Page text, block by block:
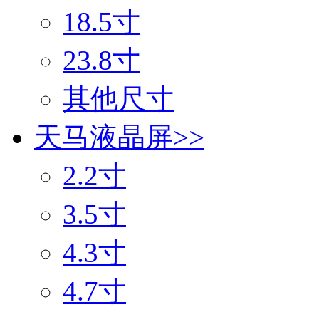
18.5寸
23.8寸
其他尺寸
天马液晶屏>>
2.2寸
3.5寸
4.3寸
4.7寸